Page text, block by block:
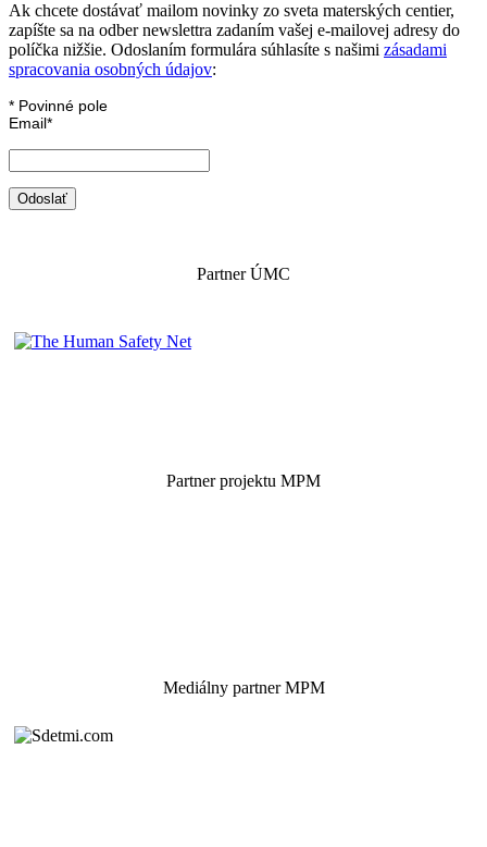
Ak chcete dostávať mailom novinky zo sveta materských centier,
zapíšte sa na odber newslettra zadaním vašej e-mailovej adresy do
políčka nižšie. Odoslaním formulára súhlasíte s našimi zásadami
spracovania osobných údajov:
* Povinné pole
Email*
Partner ÚMC
Partner projektu MPM
Mediálny partner MPM